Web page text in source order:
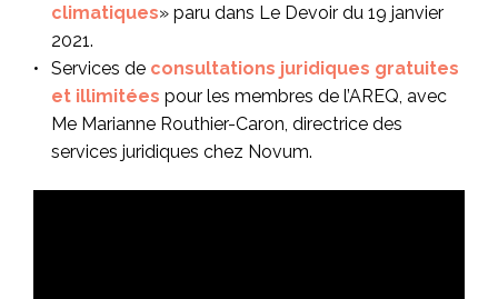
climatiques» paru dans Le Devoir du 19 janvier
2021.
Services de consultations juridiques gratuites
et illimitées pour les membres de l’AREQ, avec
Me Marianne Routhier-Caron, directrice des
services juridiques chez Novum.